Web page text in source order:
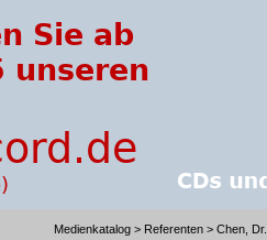
Medienkatalog > Referenten > Chen,